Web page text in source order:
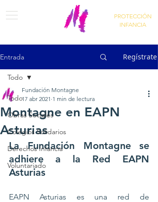
PROTECCIÓN
INFANCIA
Entrada Regístrate
Todo
Obras Sociales
Colegios Solidarios
Derechos Infancia
Voluntariado
Todo
Montagne en EAPN
Asturias
Fundación Montagne
17 abr 2021 1 min de lectura
La Fundación Montagne se
adhiere a la Red EAPN
Asturias
EAPN Asturias es una red de